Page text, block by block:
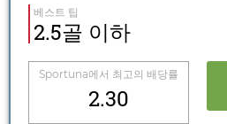
베스트 팁
2.5골 이하
Sportuna에서 최고의 배당률
2.30